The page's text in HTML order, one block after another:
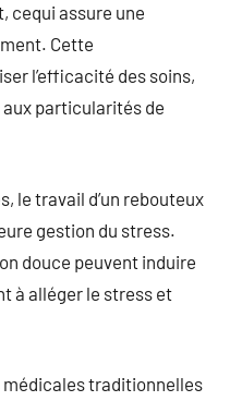
cequi assure une
Cette
l’efficacité des soins,
particularités de
le travail d’un rebouteux
gestion du stress.
douce peuvent induire
à alléger le stress et
médicales traditionnelles